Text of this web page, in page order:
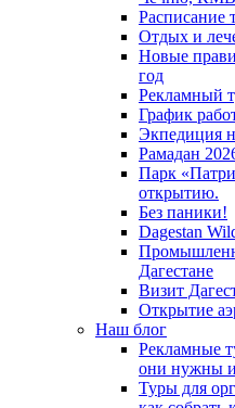
Расписание
Отдых и
Новые
год
Рекламный
График
Экпедиция
Рамадан
Парк
открытию.
Без паники!
Dagestan
Дагестане
Визит
Открытие
Наш блог
Рекламные
они нужны и
Туры для